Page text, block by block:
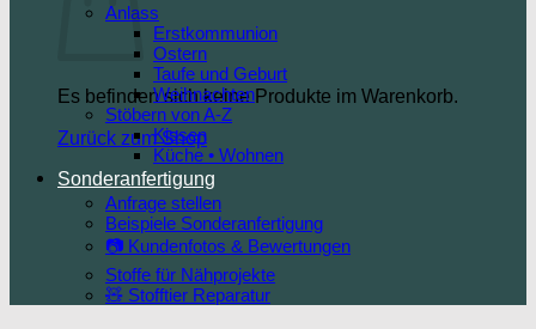
Es befinden sich keine Produkte im Warenkorb.
Zurück zum Shop
Anlass
Erstkommunion
Ostern
Taufe und Geburt
Weihnachten
Stöbern von A-Z
Kissen
Küche • Wohnen
Sonderanfertigung
Anfrage stellen
Beispiele Sonderanfertigung
📷 Kundenfotos & Bewertungen
Stoffe für Nähprojekte
🧸 Stofftier Reparatur